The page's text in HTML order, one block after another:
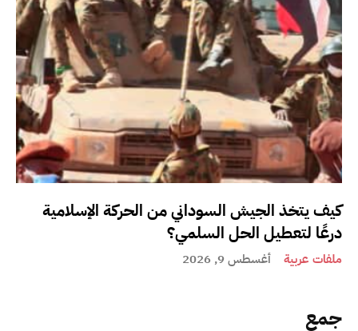
كيف يتخذ الجيش السوداني من الحركة الإسلامية
درعًا لتعطيل الحل السلمي؟
ملفات عربية أغسطس 9, 2026
جمع